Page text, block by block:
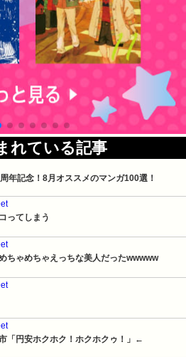
れている記事
年記念！8月オススメのマンガ100選！
ってしまう
ちゃめちゃえっちな美人だったwwwww
「円安ホクホク！ホクホクゥ！」←